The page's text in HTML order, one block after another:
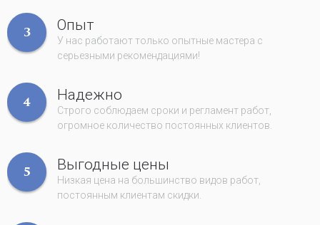
3 Опыт
У нас работают только опытные мастера с
серьезными рекомендациями!
4 Надежно
Строго соблюдаем сроки и регламент работ,
огромное количество постоянных клиентов.
5 Выгодные цены
Низкая цена на большинство видов работ,
постоянным клиентам скидки.